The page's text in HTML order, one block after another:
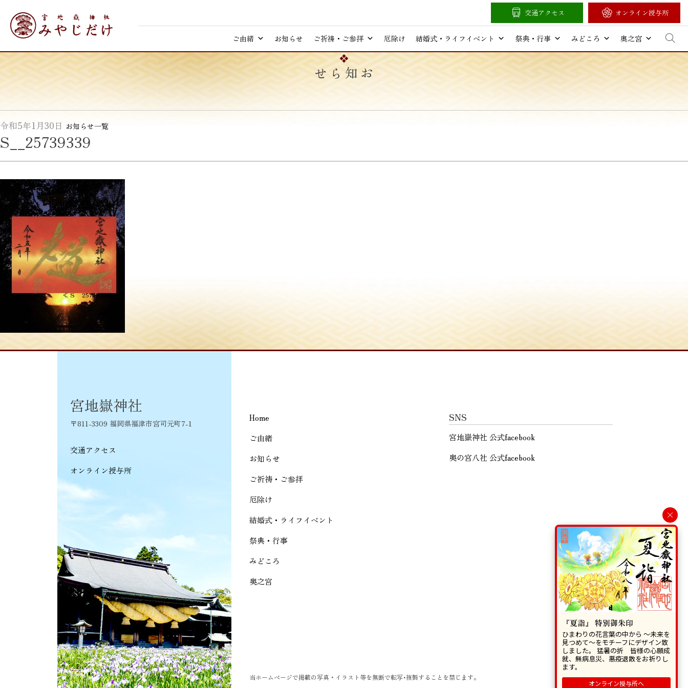
content
ご由緒 お知らせ ご祈祷・ご参拝 厄除け 結婚式・ライフイベント 祭典・行事 みどころ 奥之宮
交通アクセス オンライン授与所
お知らせ
令和5年1月30日 お知らせ一覧
S__25739339
投
稿
ナ
ビ
シ
ョ
ン
≪S__25739339
Home
ご由緒
お知らせ
ご祈祷・ご参拝
厄除け
結婚式・ライフイベント
祭典・行事
みどころ
奥之宮
SNS
宮地嶽神社 公式facebook
奥の宮八社 公式facebook
宮地嶽神社
〒811-3309 福岡県福津市宮司元町7-1
交通アクセス
オンライン授与所
当ホームページで掲載の写真・イラスト等を無断で転写･複製することを禁じます。
×
『夏詣』 特別御朱印
ひまわりの花言葉の中から 〜未来を
見つめて〜をモチーフにデザイン致
しました。 猛暑の折 皆様の心願成
就、無病息災、悪疫退散をお祈りし
ます。
オンライン授与所へ